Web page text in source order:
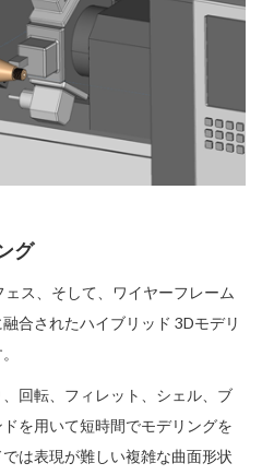
グ
ス、そして、ワイヤーフレーム
合されたハイブリッド 3Dモデリ
回転、フィレット、シェル、ブ
を用いて短時間でモデリングを
は表現が難しい複雑な曲面形状